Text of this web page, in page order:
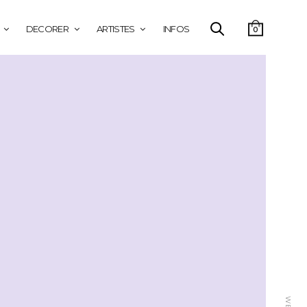
DECORER ARTISTES INFOS 0